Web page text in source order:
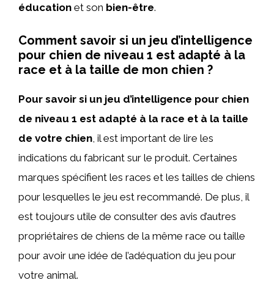
éducation et son bien-être.
Comment savoir si un jeu d’intelligence
pour chien de niveau 1 est adapté à la
race et à la taille de mon chien ?
Pour savoir si un jeu d’intelligence pour chien
de niveau 1 est adapté à la race et à la taille
de votre chien , il est important de lire les
indications du fabricant sur le produit. Certaines
marques spécifient les races et les tailles de chiens
pour lesquelles le jeu est recommandé. De plus, il
est toujours utile de consulter des avis d’autres
propriétaires de chiens de la même race ou taille
pour avoir une idée de l’adéquation du jeu pour
votre animal.